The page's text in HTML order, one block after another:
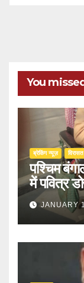
You missed
ब्रेकिंग न्यूज़ ‍‍विरासत
पश्चिम
में पवित्र
JANUARY